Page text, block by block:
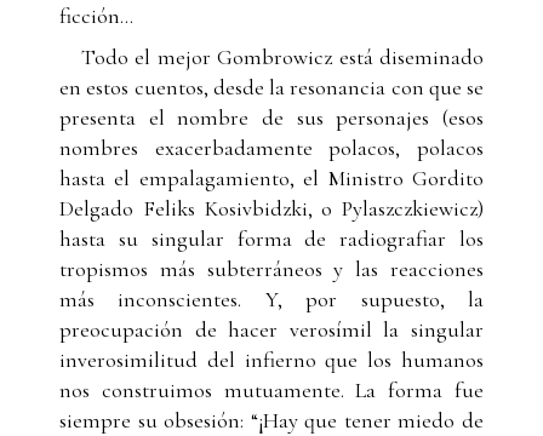
ficción...
Todo el mejor Gombrowicz está diseminado
en estos cuentos, desde la resonancia con que se
presenta el nombre de sus personajes (esos
nombres exacerbadamente polacos, polacos
hasta el empalagamiento, el Ministro Gordito
Delgado Feliks Kosivbidzki, o Pylaszczkiewicz)
hasta su singular forma de radiografiar los
tropismos más subterráneos y las reacciones
más inconscientes. Y, por supuesto, la
preocupación de hacer verosímil la singular
inverosimilitud del infierno que los humanos
nos construimos mutuamente. La forma fue
siempre su obsesión: “¡Hay que tener miedo de